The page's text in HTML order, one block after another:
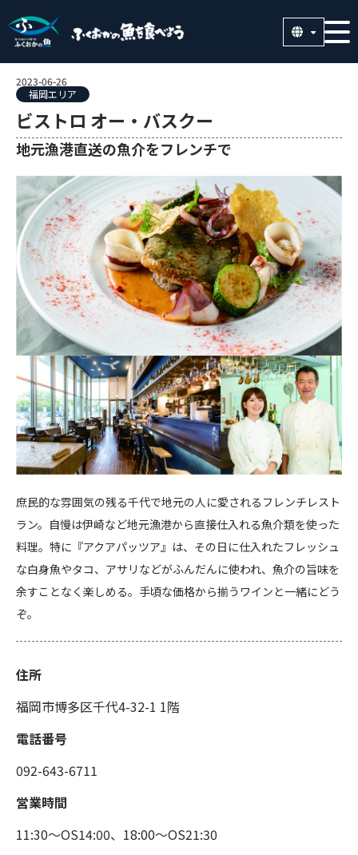
2023-06-26
福岡エリア
ビストロ オー・バスクー
地元漁港直送の魚介をフレンチで
庶民的な雰囲気の残る千代で地元の人に愛されるフレンチレスト
ラン。自慢は伊崎など地元漁港から直接仕入れる魚介類を使った
料理。特に『アクアパッツア』は、その日に仕入れたフレッシュ
な白身魚やタコ、アサリなどがふんだんに使われ、魚介の旨味を
余すことなく楽しめる。手頃な価格から揃うワインと一緒にどう
ぞ。
住所
福岡市博多区千代4-32-1 1階
電話番号
092-643-6711
営業時間
11:30〜OS14:00、18:00〜OS21:30